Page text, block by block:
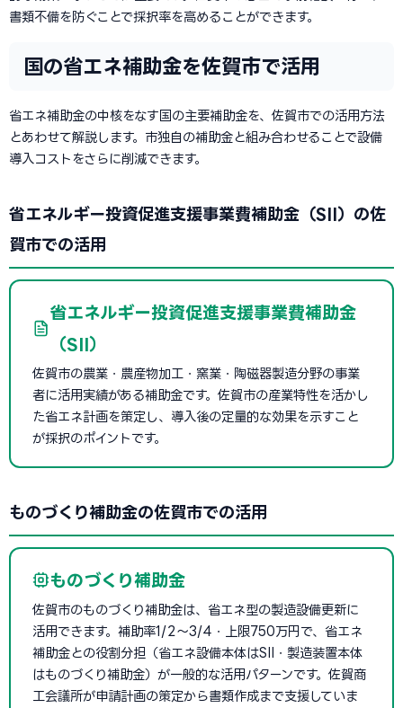
書類不備を防ぐことで採択率を高めることができます。
国の省エネ補助金を佐賀市で活用
省エネ補助金の中核をなす国の主要補助金を、佐賀市での活用方法
とあわせて解説します。市独自の補助金と組み合わせることで設備
導入コストをさらに削減できます。
省エネルギー投資促進支援事業費補助金（SII）の佐
賀市での活用
省エネルギー投資促進支援事業費補助金
（SII）
佐賀市の農業・農産物加工・窯業・陶磁器製造分野の事業
者に活用実績がある補助金です。佐賀市の産業特性を活かし
た省エネ計画を策定し、導入後の定量的な効果を示すこと
が採択のポイントです。
ものづくり補助金の佐賀市での活用
ものづくり補助金
佐賀市のものづくり補助金は、省エネ型の製造設備更新に
活用できます。補助率1/2〜3/4・上限750万円で、省エネ
補助金との役割分担（省エネ設備本体はSII・製造装置本体
はものづくり補助金）が一般的な活用パターンです。佐賀商
工会議所が申請計画の策定から書類作成まで支援していま